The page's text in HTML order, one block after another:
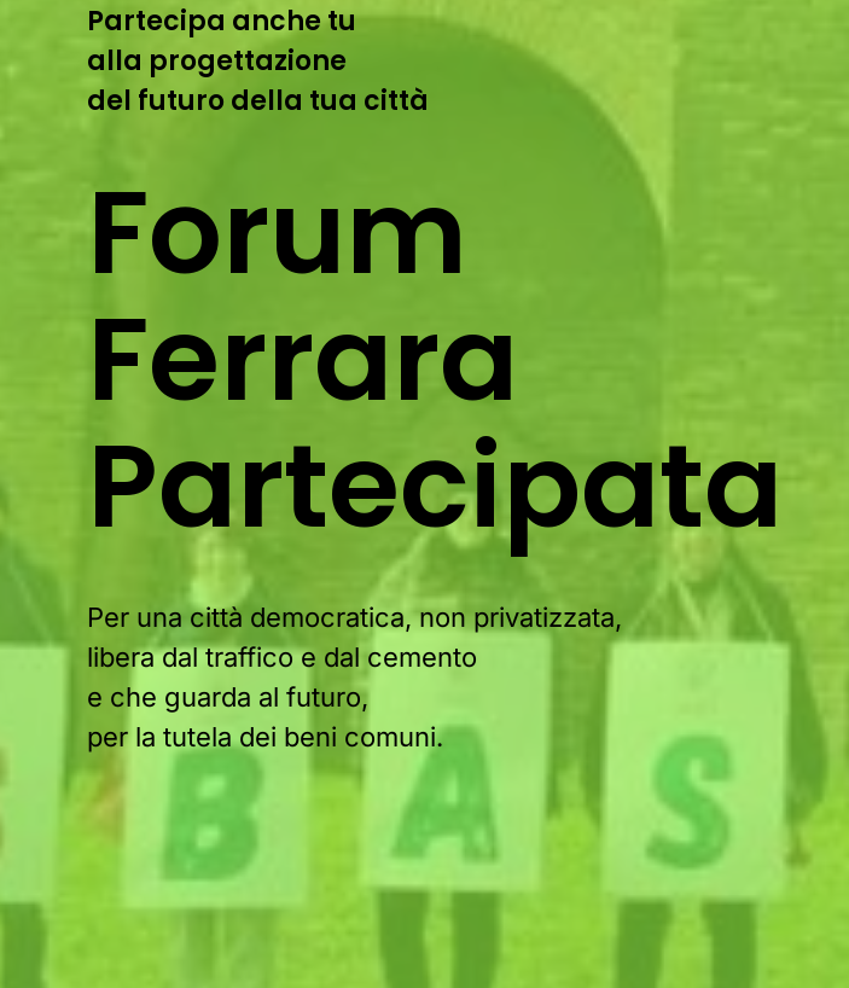
Partecipa anche tu
alla progettazione
del futuro della tua città
Forum
Ferrara
Partecipata
Per una città democratica, non privatizzata,
libera dal traffico e dal cemento
e che guarda al futuro,
per la tutela dei beni comuni.